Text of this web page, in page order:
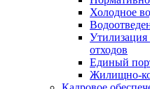
Холодное
отходов
Единый
Жилищно-